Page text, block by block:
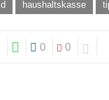
haushaltskasse
0 0